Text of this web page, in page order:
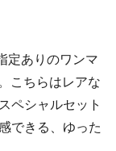
定ありのワンマ
こちらはレアな
ペシャルセット
できる、ゆった